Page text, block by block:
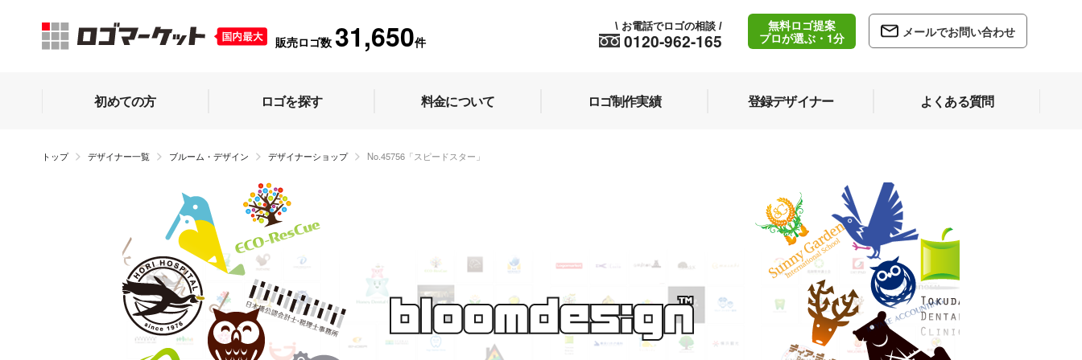
販売ロゴ数 31,650件 0120-962-165
\ お電話でロゴの相談 /
無料ロゴ提案
プロが選ぶ・1分
メールでお問い合わせ
初めての方 ロゴを探す 料金について ロゴ制作実績 登録デザイナー よくある質問
トップ デザイナー一覧 ブルーム・デザイン デザイナーショップ No.45756「スピードスター」